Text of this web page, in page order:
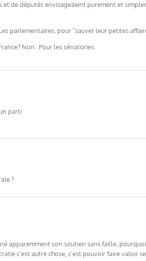
de députés envisageaient purement et
parlementaires, pour "sauver leur petites
Non…Pour les sénatories.
parti
?
apparemment son soutien sans faille,
c’est autre chose, c’est pouvoir faire valoir